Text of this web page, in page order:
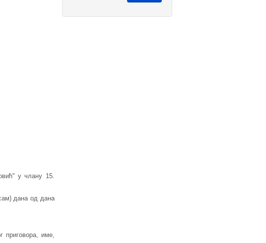
у члану 15.
дана од дана
приговора, име,